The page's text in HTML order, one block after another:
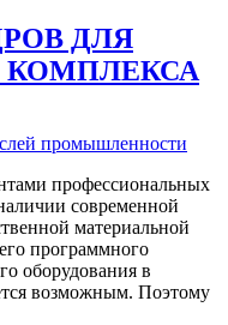
ДЛЯ
промышленности
профессиональных
современной
материальной
программного
оборудования в
возможным. Поэтому